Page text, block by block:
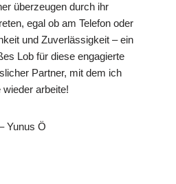
überzeugen durch ihr
egal ob am Telefon oder
und Zuverlässigkeit – ein
Lob für diese engagierte
Partner, mit dem ich
wieder arbeite!
Yunus Ö